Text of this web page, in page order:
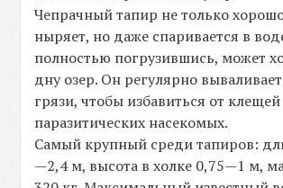
Чепрачный тапир не только
ныряет, но даже спаривается в
полностью погрузившись, может
дну озер. Он регулярно
грязи, чтобы избавиться от
паразитических насекомых.
Самый крупный среди тапиров:
—2,4 м, высота в холке 0,75—1 м,